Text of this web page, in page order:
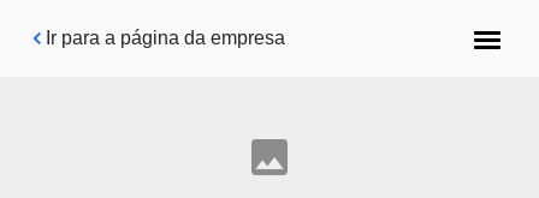
Pular para o conteúdo principal
Ir para a página da empresa